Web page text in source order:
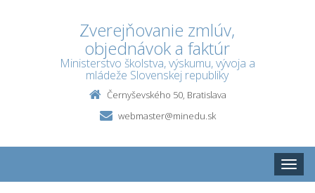
Zverejňovanie zmlúv,
objednávok a faktúr
Ministerstvo školstva, výskumu, vývoja a
mládeže Slovenskej republiky
Černyševského 50, Bratislava
webmaster@minedu.sk
Toggle